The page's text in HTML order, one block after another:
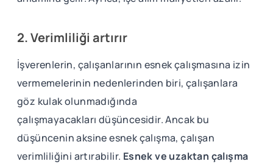
2. Verimliliği artırır
İşverenlerin, çalışanlarının esnek çalışmasına izin
vermemelerinin nedenlerinden biri, çalışanlara
göz kulak olunmadığında
çalışmayacakları düşüncesidir. Ancak bu
düşüncenin aksine esnek çalışma, çalışan
verimliliğini artırabilir. Esnek ve uzaktan çalışma